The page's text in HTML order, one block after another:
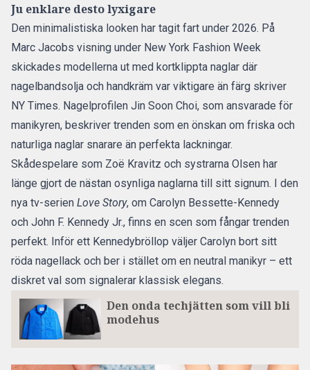
Ju enklare desto lyxigare
Den minimalistiska looken har tagit fart under 2026. På
Marc Jacobs visning under New York Fashion Week
skickades modellerna ut med kortklippta naglar där
nagelbandsolja och handkräm var viktigare än färg skriver
NY Times. Nagelprofilen Jin Soon Choi, som ansvarade för
manikyren, beskriver trenden som en önskan om friska och
naturliga naglar snarare än perfekta lackningar.
Skådespelare som Zoë Kravitz och systrarna Olsen har
länge gjort de nästan osynliga naglarna till sitt signum. I den
nya tv-serien Love Story, om Carolyn Bessette-Kennedy
och John F. Kennedy Jr., finns en scen som fångar trenden
perfekt. Inför ett Kennedybröllop väljer Carolyn bort sitt
röda nagellack och ber i stället om en neutral manikyr – ett
diskret val som signalerar klassisk elegans.
Den onda techjätten som vill bli
modehus